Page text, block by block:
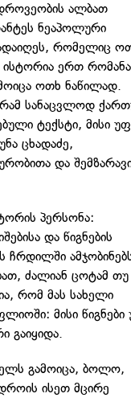
ალბათ
ნეაპოლური
რომელიც
ერთ
ოთხ ნაწილად.
სანაცვლოდ
ტექსტი, მისი
ცხადაძე,
და
პერსონა:
და წიგნების
ჩრდილში
ძალიან ცოტამ თუ
რომ მას სახელი
მისი წიგნები
გაიყიდა.
გამოიცა, ბოლო,
ისეთ მცირე